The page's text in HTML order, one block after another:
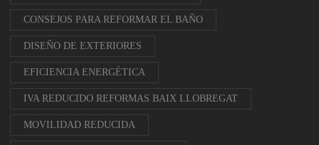
CONSEJOS PARA REFORMAR EL BAÑO
DISEÑO DE EXTERIORES
EFICIENCIA ENERGÉTICA
IVA REDUCIDO REFORMAS BAIX LLOBREGAT
MOVILIDAD REDUCIDA